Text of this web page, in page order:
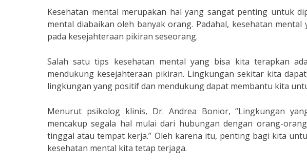
Kesehatan mental merupakan hal yang sangat penting untuk
mental diabaikan oleh banyak orang. Padahal, kesehatan
pada kesejahteraan pikiran seseorang.
Salah satu tips kesehatan mental yang bisa kita terapkan
mendukung kesejahteraan pikiran. Lingkungan sekitar kita
lingkungan yang positif dan mendukung dapat membantu kita
Menurut psikolog klinis, Dr. Andrea Bonior, “Lingkungan
mencakup segala hal mulai dari hubungan dengan orang-
tinggal atau tempat kerja.” Oleh karena itu, penting bagi kita
kesehatan mental kita tetap terjaga.